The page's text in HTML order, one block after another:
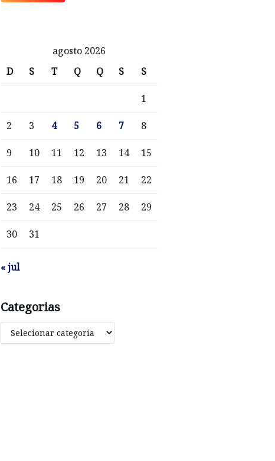
agosto 2026
D
S T Q Q S S
1
2 3 4 5 6 7 8
9 10 11 12 13 14 15
16 17 18 19 20 21 22
23 24 25 26 27 28 29
30 31
« jul
Categorias